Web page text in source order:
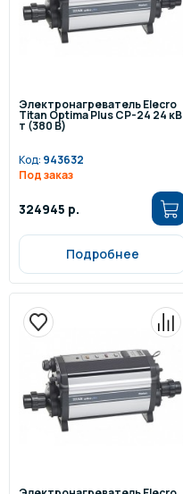
Электронагреватель Elecro
Titan Optima Plus СP-24 24 кВ
т (380 В)
Код: 943632
Под заказ
324945 р.
Подробнее